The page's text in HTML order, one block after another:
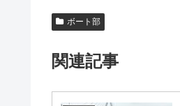
ボート部
関連記事